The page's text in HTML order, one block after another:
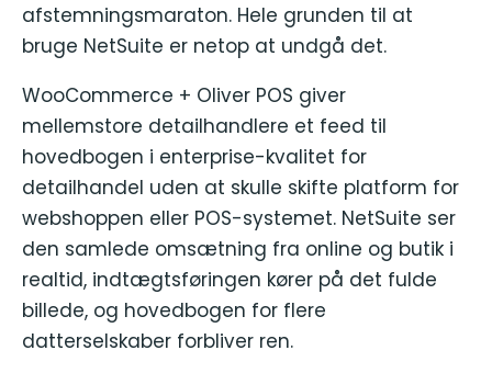
afstemningsmaraton. Hele grunden til at
bruge NetSuite er netop at undgå det.
WooCommerce + Oliver POS giver
mellemstore detailhandlere et feed til
hovedbogen i enterprise-kvalitet for
detailhandel uden at skulle skifte platform for
webshoppen eller POS-systemet. NetSuite ser
den samlede omsætning fra online og butik i
realtid, indtægtsføringen kører på det fulde
billede, og hovedbogen for flere
datterselskaber forbliver ren.